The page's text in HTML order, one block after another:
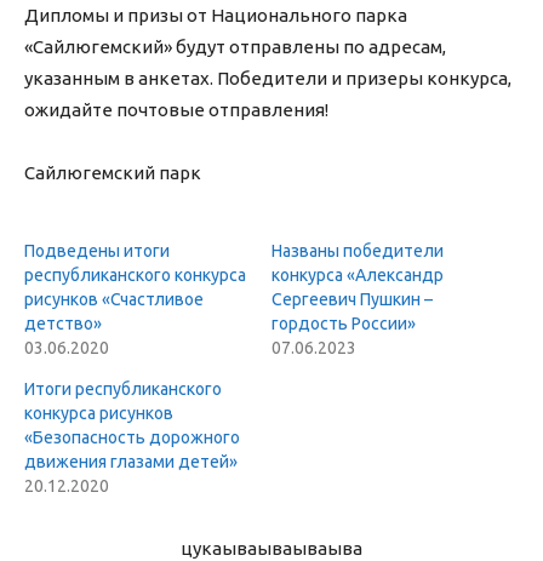
Дипломы и призы от Национального парка
«Сайлюгемский» будут отправлены по адресам,
указанным в анкетах. Победители и призеры конкурса,
ожидайте почтовые отправления!
Сайлюгемский парк
Подведены итоги
республиканского конкурса
рисунков «Счастливое
детство»
03.06.2020
Названы победители
конкурса «Александр
Сергеевич Пушкин –
гордость России»
07.06.2023
Итоги республиканского
конкурса рисунков
«Безопасность дорожного
движения глазами детей»
20.12.2020
цукаываываываыва